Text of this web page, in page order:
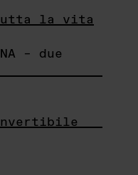
tutta la vita
– due